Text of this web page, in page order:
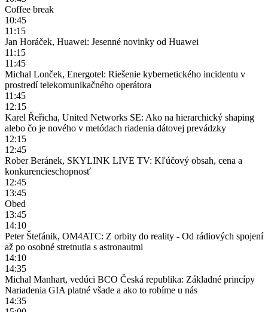
Coffee break
10:45
11:15
Jan Horáček, Huawei: Jesenné novinky od Huawei
11:15
11:45
Michal Lonček, Energotel: Riešenie kybernetického incidentu v
prostredí telekomunikačného operátora
11:45
12:15
Karel Řeřicha, United Networks SE: Ako na hierarchický shaping
alebo čo je nového v metódach riadenia dátovej prevádzky
12:15
12:45
Rober Beránek, SKYLINK LIVE TV: Kľúčový obsah, cena a
konkurencieschopnosť
12:45
13:45
Obed
13:45
14:10
Peter Štefánik, OM4ATC: Z orbity do reality - Od rádiových spojení
až po osobné stretnutia s astronautmi
14:10
14:35
Michal Manhart, vedúci BCO Česká republika: Základné princípy
Nariadenia GIA platné všade a ako to robíme u nás
14:35